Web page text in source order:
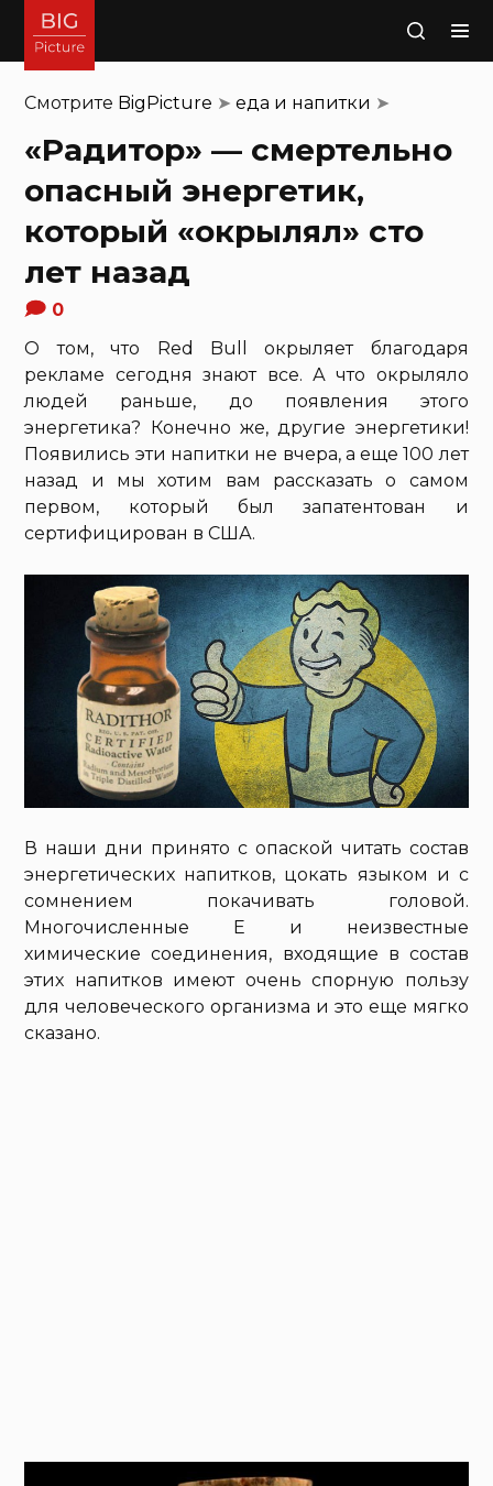
Поиск
Смотрите BigPicture ➤еда и напитки ➤
«Радитор» — смертельно
опасный энергетик,
который «окрылял» сто
лет назад
0
О том, что Red Bull окрыляет благодаря
рекламе сегодня знают все. А что окрыляло
людей раньше, до появления этого
энергетика? Конечно же, другие энергетики!
Появились эти напитки не вчера, а еще 100 лет
назад и мы хотим вам рассказать о самом
первом, который был запатентован и
сертифицирован в США.
В наши дни принято с опаской читать состав
энергетических напитков, цокать языком и с
сомнением покачивать головой.
Многочисленные Е и неизвестные
химические соединения, входящие в состав
этих напитков имеют очень спорную пользу
для человеческого организма и это еще мягко
сказано.